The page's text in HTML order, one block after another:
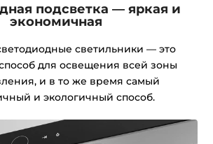
подсветка — яркая и
экономичная
светильники — это
для освещения всей зоны
и в то же время самый
и экологичный способ.